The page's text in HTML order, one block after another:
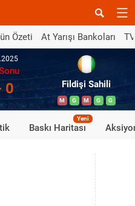
Özeti At Yarışı Bankoları
0 Fildişi Sahili
M G M G G
Baskı Haritası
Yeni